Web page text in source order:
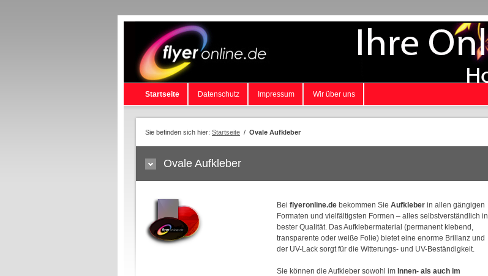
Startseite Datenschutz Impressum Wir über uns
Sie befinden sich hier: Startseite / Ovale Aufkleber
Ovale Aufkleber
Bei flyeronline.de bekommen Sie Aufkleber in allen gängigen
Formaten und vielfältigsten Formen – alles selbstverständlich in
bester Qualität. Das Aufklebermaterial (permanent klebend,
transparente oder weiße Folie) bietet eine enorme Brillanz und
der UV-Lack sorgt für die Witterungs- und UV-Beständigkeit.
Sie können die Aufkleber sowohl im Innen- als auch im